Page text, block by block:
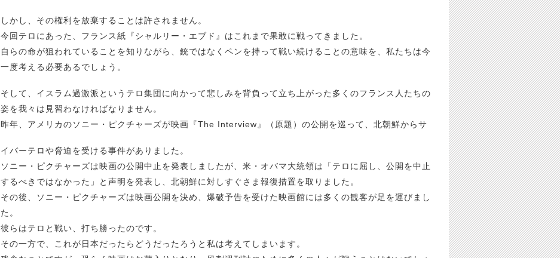
しかし、その権利を放棄することは許されません。
今回テロにあった、フランス紙『シャルリー・エブド』はこれまで果敢に戦ってきました。
自らの命が狙われていることを知りながら、銃ではなくペンを持って戦い続けることの意味を、私たちは今
一度考える必要あるでしょう。
そして、イスラム過激派というテロ集団に向かって悲しみを背負って立ち上がった多くのフランス人たちの
姿を我々は見習わなければなりません。
昨年、アメリカのソニー・ピクチャーズが映画『The Interview』（原題）の公開を巡って、北朝鮮からサ
イバーテロや脅迫を受ける事件がありました。
ソニー・ピクチャーズは映画の公開中止を発表しましたが、米・オバマ大統領は「テロに屈し、公開を中止
するべきではなかった」と声明を発表し、北朝鮮に対しすぐさま報復措置を取りました。
その後、ソニー・ピクチャーズは映画公開を決め、爆破予告を受けた映画館には多くの観客が足を運びまし
た。
彼らはテロと戦い、打ち勝ったのです。
その一方で、これが日本だったらどうだったろうと私は考えてしまいます。